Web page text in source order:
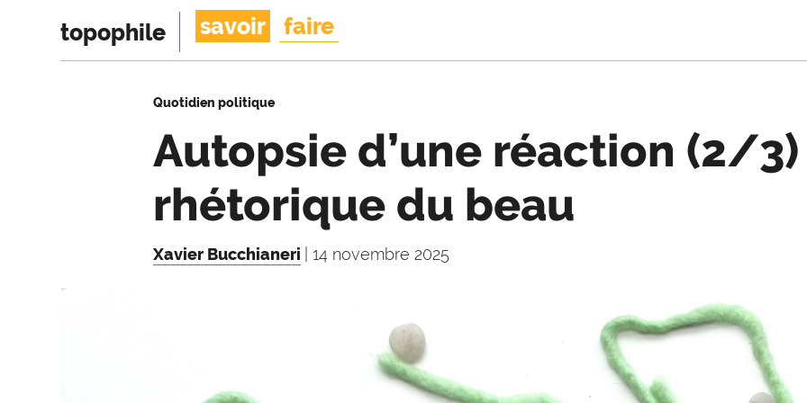
topophile savoir faire
Quotidien politique
Autopsie d’une réaction (2/
rhétorique du beau
Xavier Bucchianeri | 14 novembre 2025